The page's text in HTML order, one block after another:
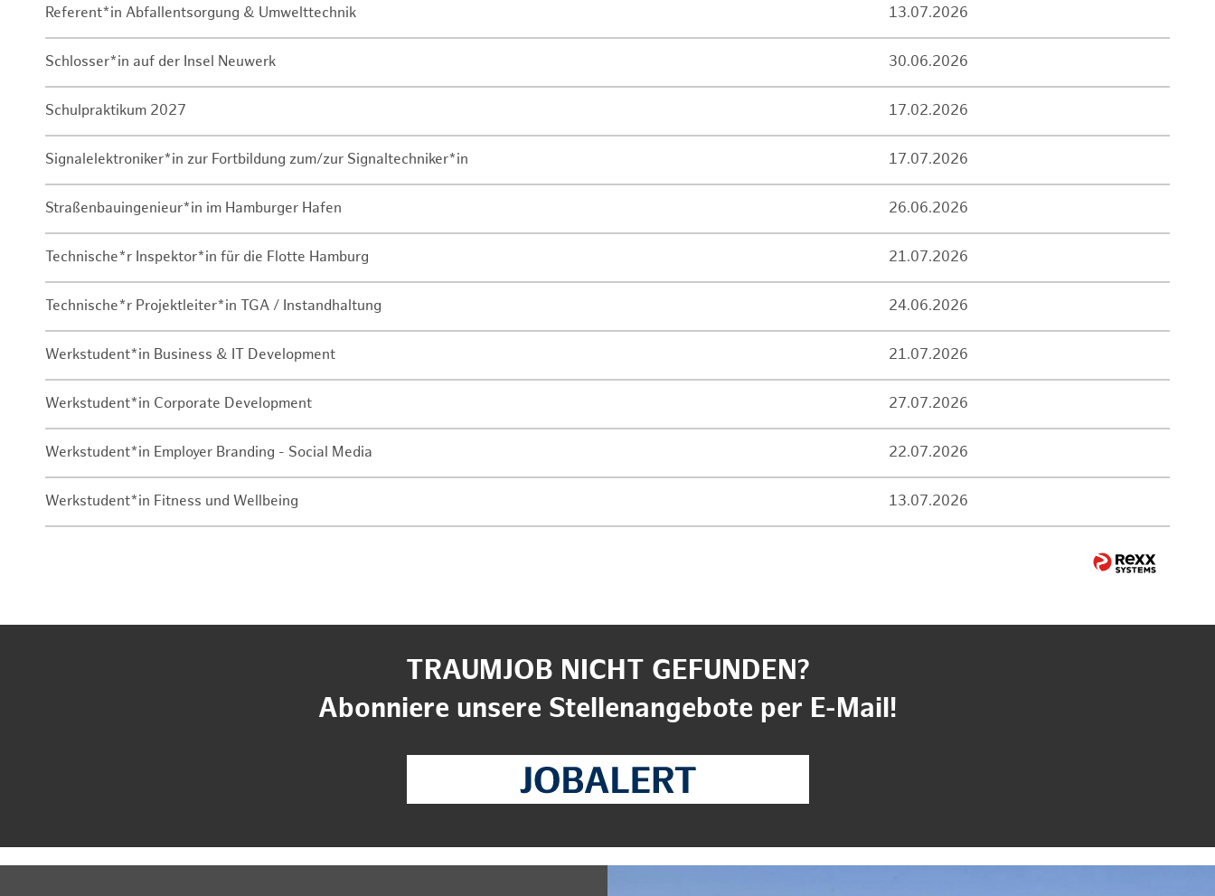
Referent*in Abfallentsorgung & Umwelttechnik 13.07.2026
Schlosser*in auf der Insel Neuwerk 30.06.2026
Schulpraktikum 2027 17.02.2026
Signalelektroniker*in zur Fortbildung zum/zur Signaltechniker*in 17.07.2026
Straßenbauingenieur*in im Hamburger Hafen 26.06.2026
Technische*r Inspektor*in für die Flotte Hamburg 21.07.2026
Technische*r Projektleiter*in TGA / Instandhaltung 24.06.2026
Werkstudent*in Business & IT Development 21.07.2026
Werkstudent*in Corporate Development 27.07.2026
Werkstudent*in Employer Branding - Social Media 22.07.2026
Werkstudent*in Fitness und Wellbeing 13.07.2026
TRAUMJOB NICHT GEFUNDEN?
Abonniere unsere Stellenangebote per E-Mail!